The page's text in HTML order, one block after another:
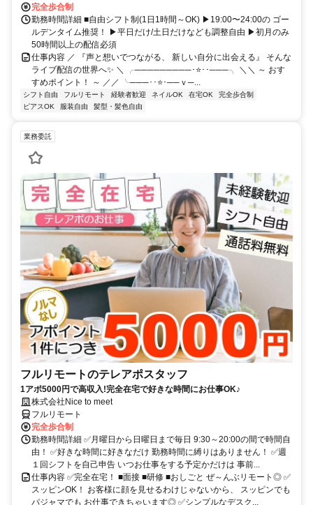
完全歩合制
勤務時間詳細 ■自由シフト制(1日1時間～OK) ▶19:00〜24:00の ゴー
ルデンタイム推奨！ ▶平日だけ/土日だけなども調整自由 ▶初月のみ
50時間以上の配信必須
仕事内容 ／ 『声と想いでつながる、 新しい自分に出会える』 そんな
ライブ配信の世界へ✨ ＼ ╭─────────･⭐･･───╮ ＼＼ ～ おす
すめポイント！ ～ ／／ ╰───･･⭐･──ｖ─...
シフト自由 フルリモート 経験者歓迎 ネイルOK 在宅OK
完全歩合制
ピアスOK
服装自由 髪型・髪色自由
業務委託
フルリモートのテレアポスタッフ
1アポ5000円で高収入!完全在宅で好きな時間にお仕事OK♪
株式会社Nice to meet
フルリモート
完全歩合制
勤務時間詳細 ✅月曜日から日曜日まで毎日 9:30～20:00の間で時間自
由！ ✅好きな時間に好きなだけ 勤務時間に縛りはありません！ ✅週
１回シフトを自己申告 いつお仕事をする予定かだけは 事前...
仕事内容 ✅完全在宅！ ■面接 ■研修 ■おしごと ぜ～んぶリモート◎ ✅
スッピンOK！ お客様に顔を見せるわけじゃないから、 スッピンでも
パジャマでも お仕事できちゃいます◎ ✅シンプルなデスク...